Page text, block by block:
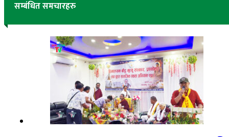
सम्बंधित समचारहरु